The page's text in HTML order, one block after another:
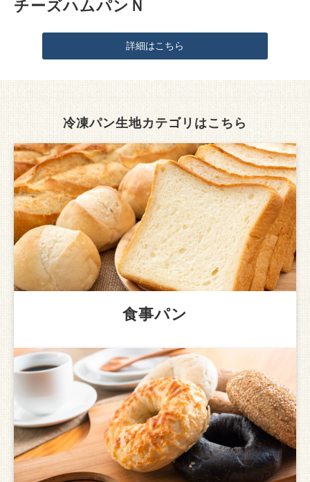
チーズハムパンＮ
詳細はこちら
冷凍パン生地カテゴリはこちら
食事パン